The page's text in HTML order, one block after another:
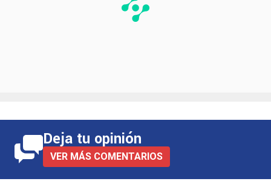
Deja tu opinión
VER MÁS COMENTARIOS